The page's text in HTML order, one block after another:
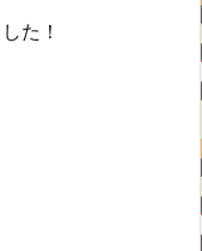
た！